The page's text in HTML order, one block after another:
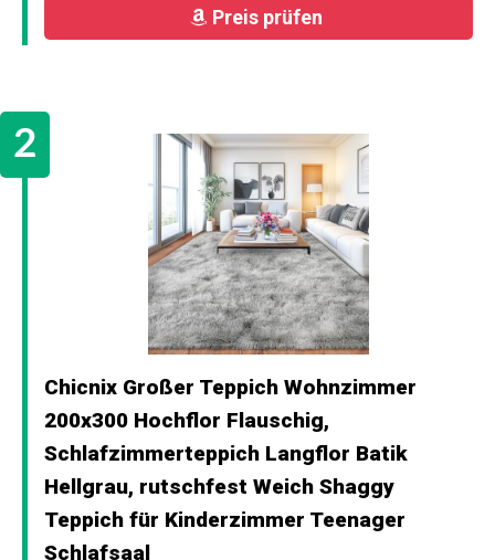
Preis prüfen
Chicnix Großer Teppich Wohnzimmer
200x300 Hochflor Flauschig,
Schlafzimmerteppich Langflor Batik
Hellgrau, rutschfest Weich Shaggy
Teppich für Kinderzimmer Teenager
Schlafsaal